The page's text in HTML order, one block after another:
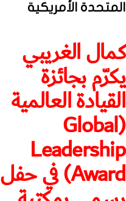
المتحدة الأمريكية
كمال الغريبي
يكرّم بجائزة
القيادة العالمية
(Global
Leadership
Award) في حفل